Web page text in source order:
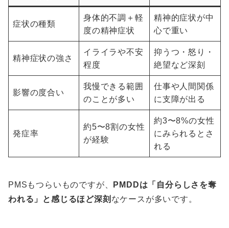
症状の種類
身体的不調＋軽
度の精神症状
精神的症状が中
心で重い
精神症状の強さ
イライラや不安
程度
抑うつ・怒り・
絶望など深刻
影響の度合い
我慢できる範囲
のことが多い
仕事や人間関係
に支障が出る
発症率
約5〜8割の女性
が経験
約3〜8%の女性
にみられるとさ
れる
PMSもつらいものですが、
PMDDは「自分らしさを奪
われる」と感じるほど深刻 なケースが多いです。